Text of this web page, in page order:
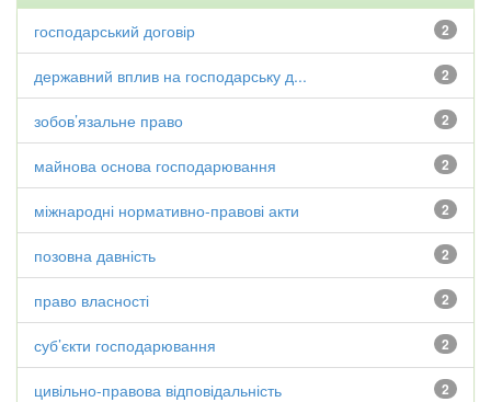
2
господарський договір
2
державний вплив на господарську д...
2
зобов’язальне право
2
майнова основа господарювання
2
міжнародні нормативно-правові акти
2
позовна давність
2
право власності
2
суб’єкти господарювання
2
цивільно-правова відповідальність